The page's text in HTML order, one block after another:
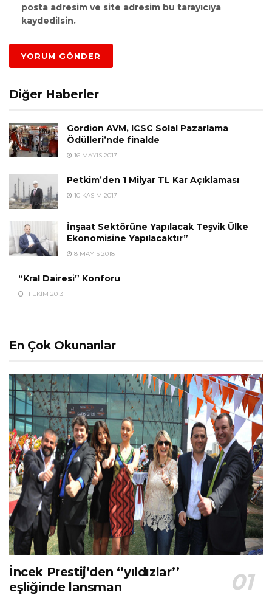
posta adresim ve site adresim bu tarayıcıya
kaydedilsin.
Diğer Haberler
Gordion AVM, ICSC Solal Pazarlama
Ödülleri’nde finalde
16 MAYIS 2017
Petkim’den 1 Milyar TL Kar Açıklaması
10 KASIM 2017
İnşaat Sektörüne Yapılacak Teşvik Ülke
Ekonomisine Yapılacaktır”
8 MAYIS 2018
“Kral Dairesi” Konforu
11 EKIM 2013
En Çok Okunanlar
İncek Prestij’den ‘’yıldızlar’’
eşliğinde lansman